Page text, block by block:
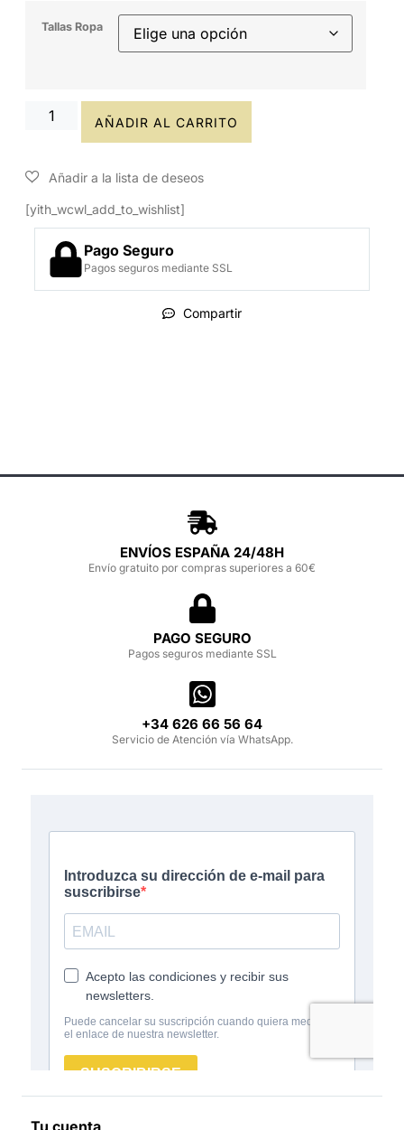
Tallas Ropa
AÑADIR AL CARRITO
[yith_wcwl_add_to_wishlist]
Pago Seguro
Pagos seguros mediante SSL
Compartir
ENVÍOS ESPAÑA 24/48H
Envío gratuito por compras superiores a 60€
PAGO SEGURO
Pagos seguros mediante SSL
‪+34 626 66 56 64‬
Servicio de Atención vía WhatsApp.